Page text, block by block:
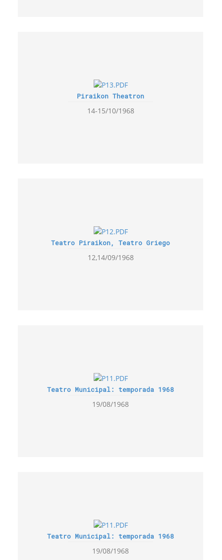
Piraikon Theatron
14-15/10/1968
Teatro Piraikon, Teatro Griego
12,14/09/1968
Teatro Municipal: temporada 1968
19/08/1968
Teatro Municipal: temporada 1968
19/08/1968